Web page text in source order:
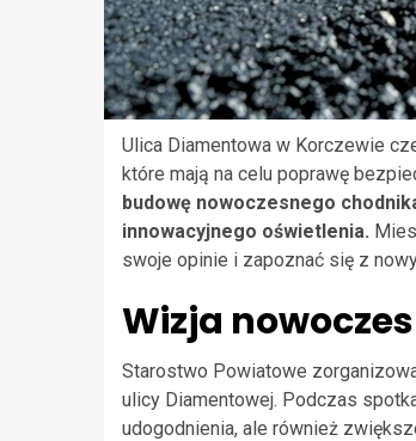
Ulica Diamentowa w Korczewie
które mają na celu poprawę
budowę nowoczesnego
innowacyjnego oświetlenia.
swoje opinie i zapoznać się z
Wizja
Starostwo Powiatowe
ulicy Diamentowej. Podczas
udogodnienia, ale również